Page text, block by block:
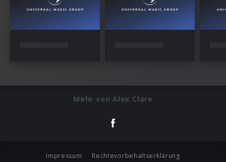
Mehr von Alex Clare
Impressum Rechtevorbehaltserklärung